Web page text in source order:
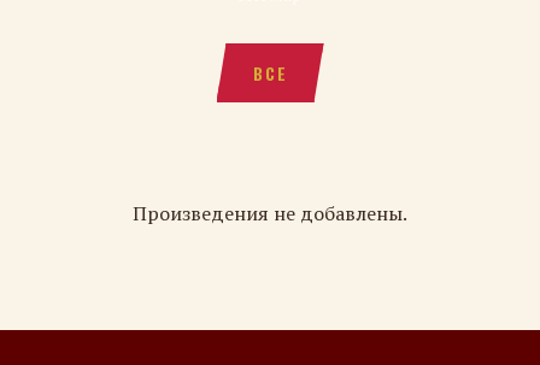
ВСЕ
Произведения не добавлены.